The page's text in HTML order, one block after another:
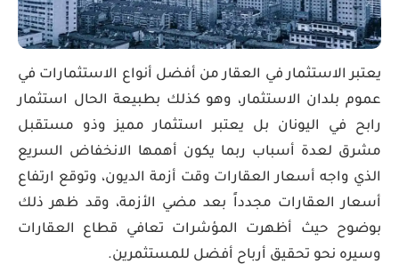
يعتبر الاستثمار في العقار من أفضل أنواع الاستثمارات في
عموم بلدان الاستثمار، وهو كذلك بطبيعة الحال استثمار
رابح في اليونان بل يعتبر استثمار مميز وذو مستقبل
مشرق لعدة أسباب ربما يكون أهمها الانخفاض السريع
الذي واجه أسعار العقارات وقت أزمة الديون، وتوقع ارتفاع
أسعار العقارات مجدداً بعد مضي الأزمة، وقد ظهر ذلك
بوضوح حيث أظهرت المؤشرات تعافي قطاع العقارات
وسيره نحو تحقيق أرباح أفضل للمستثمرين.